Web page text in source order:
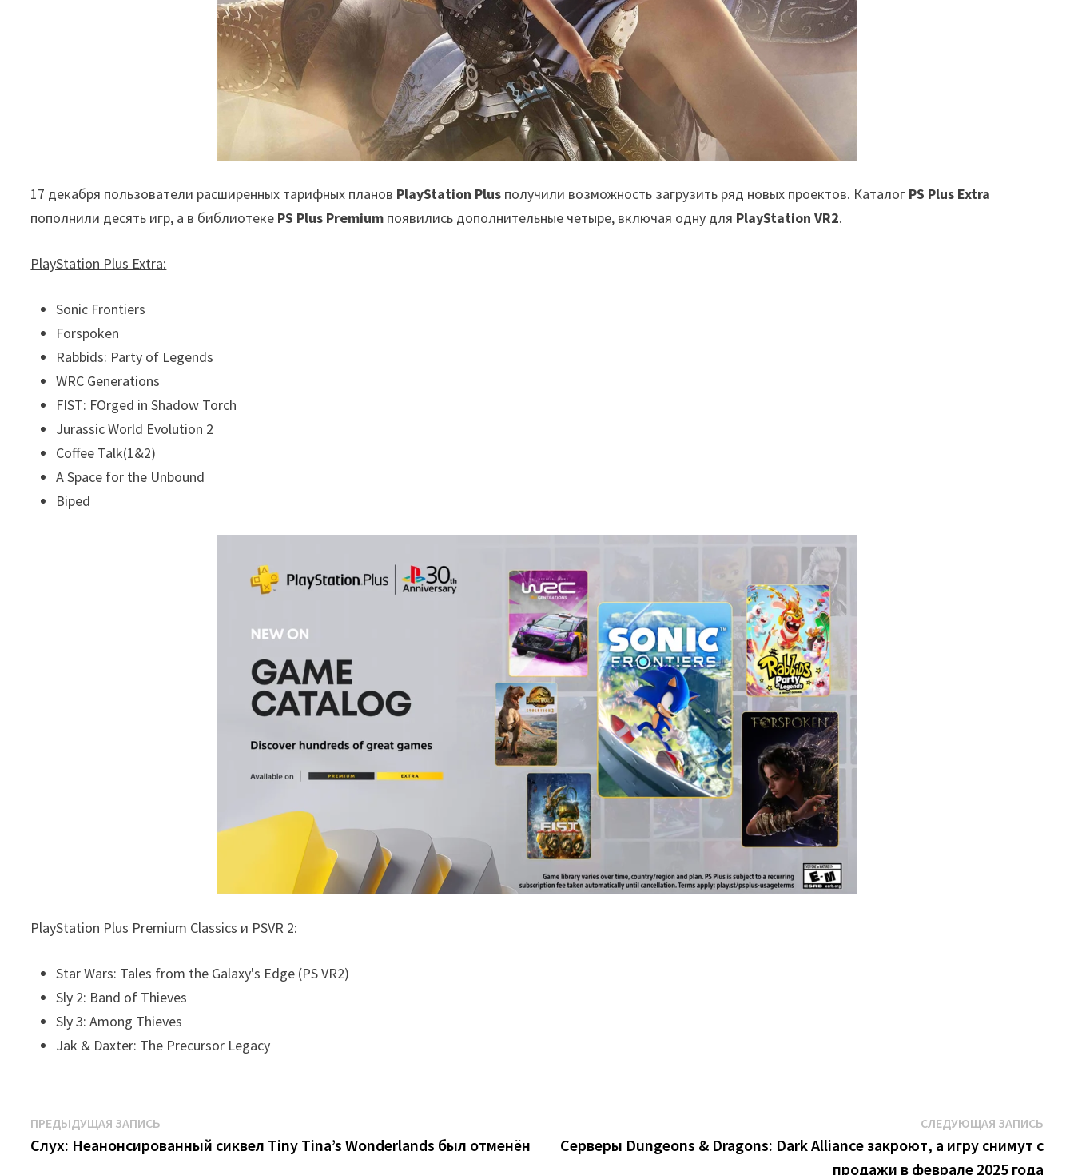
17 декабря пользователи расширенных тарифных планов PlayStation Plus получили возможность загрузить ряд новых проектов. Каталог PS Plus Extra
пополнили десять игр, а в библиотеке PS Plus Premium появились дополнительные четыре, включая одну для PlayStation VR2.
PlayStation Plus Extra:
Sonic Frontiers
Forspoken
Rabbids: Party of Legends
WRC Generations
FIST: FOrged in Shadow Torch
Jurassic World Evolution 2
Coffee Talk(1&2)
A Space for the Unbound
Biped
PlayStation Plus Premium Classics и PSVR 2:
Star Wars: Tales from the Galaxy's Edge (PS VR2)
Sly 2: Band of Thieves
Sly 3: Among Thieves
Jak & Daxter: The Precursor Legacy
Навигация
по
ПРЕДЫДУЩАЯ ЗАПИСЬ
запись:
Слух: Неанонсированный сиквел Tiny Tina’s Wonderlands был отменён
СЛЕДУЮЩАЯ ЗАПИСЬ
Серверы Dungeons & Dragons: Dark Alliance закроют, а игру снимут с
продажи в феврале 2025 года